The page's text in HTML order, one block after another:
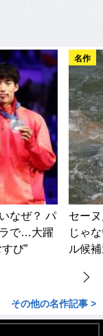
なぜ？ パ
で…大躍
び”
名作
セー
じゃ
ル候
その他の名作記事 >